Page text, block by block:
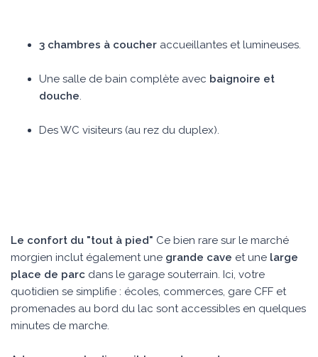
3 chambres à coucher accueillantes et lumineuses.
Une salle de bain complète avec baignoire et
douche.
Des WC visiteurs (au rez du duplex).
Le confort du "tout à pied" Ce bien rare sur le marché
morgien inclut également une grande cave et une large
place de parc dans le garage souterrain. Ici, votre
quotidien se simplifie : écoles, commerces, gare CFF et
promenades au bord du lac sont accessibles en quelques
minutes de marche.